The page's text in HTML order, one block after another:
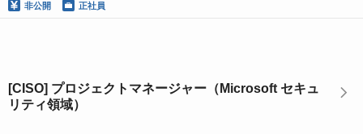
非公開 正社員
[CISO] プロジェクトマネージャー（Microsoft セキュ
リティ領域）